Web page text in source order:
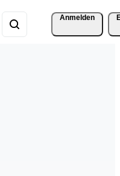
Anmelden